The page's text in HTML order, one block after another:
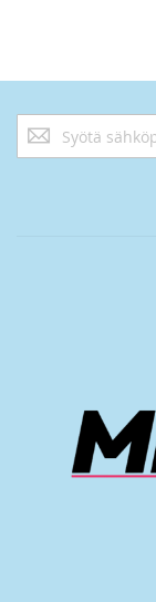
Tilaa
uutiskirjeemme: